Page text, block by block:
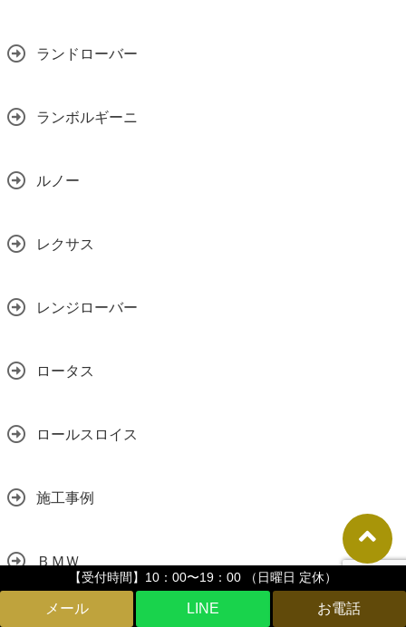
【受付時間】10：00〜19：00 （日曜日 定休）
LINE
ランドローバー
ランボルギーニ
ルノー
レクサス
レンジローバー
ロータス
ロールスロイス
施工事例
ＢＭＷ